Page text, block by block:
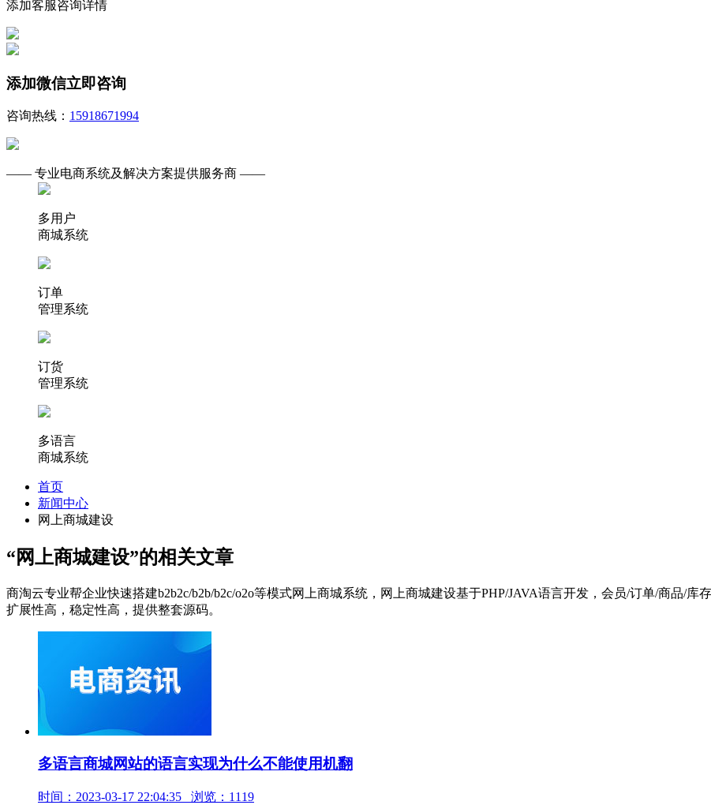
添加客服咨询详情
添加微信立即咨询
咨询热线： 15918671994
—— 专业电商系统及解决方案提供服务商 ——
多用户
商城系统
订单
管理系统
订货
管理系统
多语言
商城系统
首页
新闻中心
网上商城建设
“网上商城建设”的相关文章
商淘云专业帮企业快速搭建b2b2c/b2b/b2c/o2o等模式网上商城系统，网上商城建设基于PHP/JAVA语言开发，会员/订单/商品/库
扩展性高，稳定性高，提供整套源码。
多语言商城网站的语言实现为什么不能使用机翻
时间：2023-03-17 22:04:35 浏览：1119